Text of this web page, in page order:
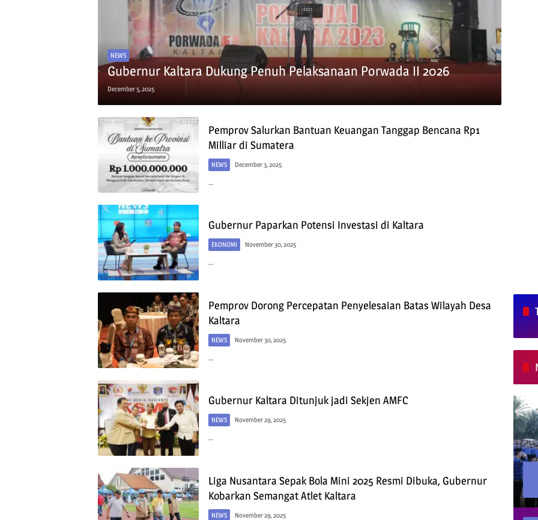
NEWS
Gubernur Kaltara Dukung Penuh Pelaksanaan Porwada II 2026
December 5, 2025
Pemprov Salurkan Bantuan Keuangan Tanggap Bencana Rp1
Milliar di Sumatera
NEWS December 3, 2025
…
Gubernur Paparkan Potensi Investasi di Kaltara
EKONOMI November 30, 2025
…
Pemprov Dorong Percepatan Penyelesaian Batas Wilayah Desa
Kaltara
NEWS November 30, 2025
…
Gubernur Kaltara Ditunjuk jadi Sekjen AMFC
NEWS November 29, 2025
…
Liga Nusantara Sepak Bola Mini 2025 Resmi Dibuka, Gubernur
Kobarkan Semangat Atlet Kaltara
NEWS November 29, 2025